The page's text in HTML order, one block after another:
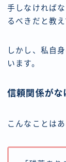
手しなければ
るべきだと教
しかし、私自
います。
信頼関係がな
こんなことは